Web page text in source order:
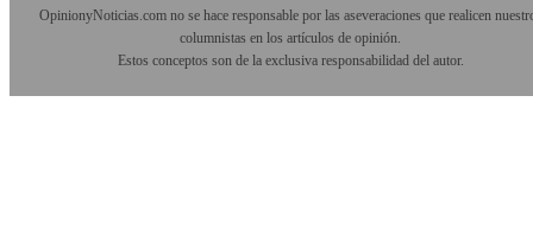
OpinionyNoticias.com no se hace responsable por las aseveraciones que realicen
columnistas en los artículos de opinión.
Estos conceptos son de la exclusiva responsabilidad del autor.